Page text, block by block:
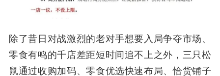
除了昔日对战激烈的老对手想要入局争夺市场、
零食有鸣的千店差距短时间追不上之外，三只松
鼠通过收购加码、零食优选快速布局、恰货铺子